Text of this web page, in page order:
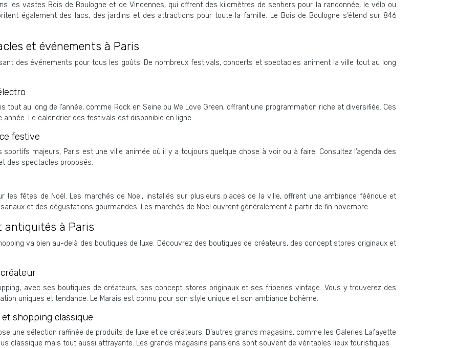
les vastes Bois de Boulogne et de Vincennes, qui offrent des kilomètres de sentiers pour la randonnée, le vélo ou
également des lacs, des jardins et des attractions pour toute la famille. Le Bois de Boulogne s’étend sur 846
et événements à Paris
des événements pour tous les goûts. De nombreux festivals, concerts et spectacles animent la ville tout au long
au long de l’année, comme Rock en Seine ou We Love Green, offrant une programmation riche et diversifiée. Ces
Le calendrier des festivals est disponible en ligne.
festive
majeurs, Paris est une ville animée où il y a toujours quelque chose à voir ou à faire. Consultez l’agenda des
des spectacles proposés.
les fêtes de Noël. Les marchés de Noël, installés sur plusieurs places de la ville, offrent une ambiance féérique et
et des dégustations gourmandes. Les marchés de Noël ouvrent généralement à partir de fin novembre.
antiquités à Paris
va bien au-delà des boutiques de luxe. Découvrez des boutiques de créateurs, des concept stores originaux et
avec ses boutiques de créateurs, ses concept stores originaux et ses friperies vintage. Vous y trouverez des
uniques et tendance. Le Marais est connu pour son style unique et son ambiance bohème.
shopping classique
une sélection raffinée de produits de luxe et de créateurs. D’autres grands magasins, comme les Galeries Lafayette
classique mais tout aussi attrayante. Les grands magasins parisiens sont souvent de véritables lieux touristiques.